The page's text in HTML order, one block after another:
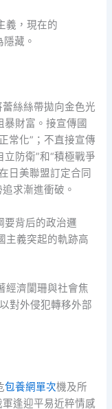
義，現在的
藏。
絲絲帶拋向金色光
暴財富。接宣傳國
常化”；不直接宣傳
立防衛”和“積極戰爭
日美聯盟訂定合同
求漸進衝破。
要背后的政治邏
主義突起的軌跡高
經濟闌珊與社會焦
對外侵犯轉移外部
包養網單次機及所
逢迎平易近粹情感